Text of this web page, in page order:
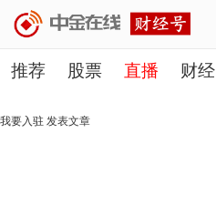
推荐 股票 直播 财经
理财 行业
我要入驻 发表文章